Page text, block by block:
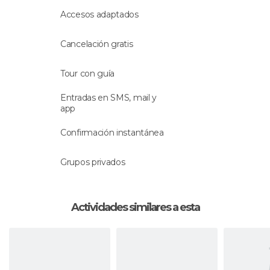
Accesos adaptados
Cancelación gratis
Tour con guía
Entradas en SMS, mail y
app
Confirmación instantánea
Grupos privados
Actividades similares a esta